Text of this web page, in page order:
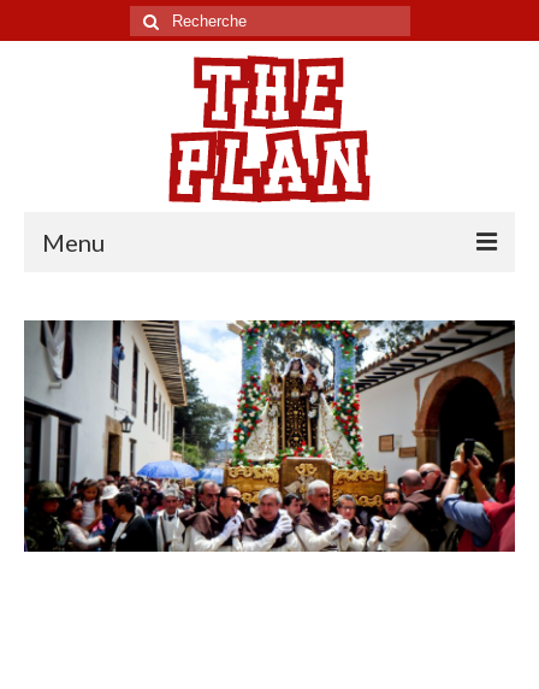
Rechercher
:
Menu
Chili
Pérou
Equateur
Colombie
Etats-Unis